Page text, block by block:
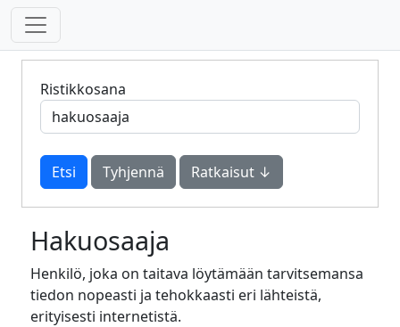
Ristikkosana
Tyhjennä Ratkaisut ↓
Hakuosaaja
Henkilö, joka on taitava löytämään tarvitsemansa
tiedon nopeasti ja tehokkaasti eri lähteistä,
erityisesti internetistä.